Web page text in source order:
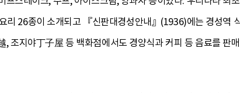
리 26종이 소개되고 『신판대경성안내』(1936)에는 경성역
조지야丁子屋 등 백화점에서도 경양식과 커피 등 음료를 판